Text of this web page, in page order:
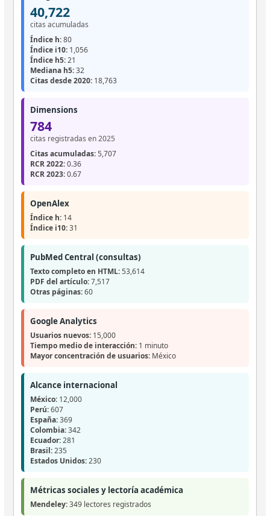
40,722
citas acumuladas
Índice h:80
Índice i10:1,056
Índice h5:21
Mediana h5:32
Citas desde 2020:18,763
Dimensions
784
citas registradas en 2025
Citas acumuladas:5,707
RCR 2022:0.36
RCR 2023:0.67
OpenAlex
Índice h:14
Índice i10:31
PubMed Central (consultas)
Texto completo en HTML:53,614
PDF del artículo:7,517
Otras páginas:60
Google Analytics
Usuarios nuevos:15,000
Tiempo medio de interacción:1 minuto
Mayor concentración de usuarios:México
Alcance internacional
México:12,000
Perú:607
España:369
Colombia:342
Ecuador:281
Brasil:235
Estados Unidos:230
Métricas sociales y lectoría académica
Mendeley:349 lectores registrados